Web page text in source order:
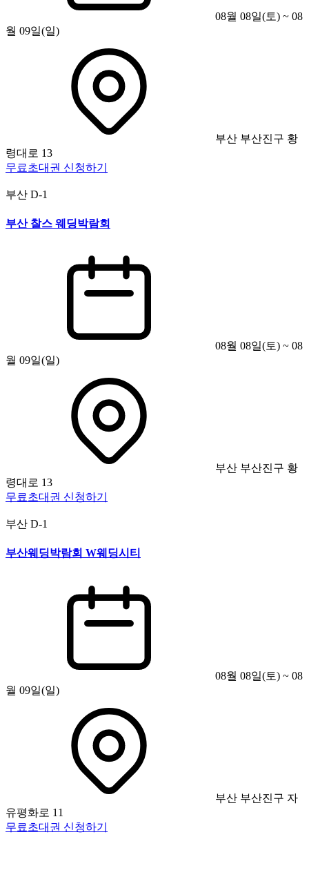
08월 08일(토) ~ 08
월 09일(일)
부산 부산진구 황
령대로 13
무료초대권 신청하기
부산 D-1
부산 찰스 웨딩박람회
08월 08일(토) ~ 08
월 09일(일)
부산 부산진구 황
령대로 13
무료초대권 신청하기
부산 D-1
부산웨딩박람회 W웨딩시티
08월 08일(토) ~ 08
월 09일(일)
부산 부산진구 자
유평화로 11
무료초대권 신청하기